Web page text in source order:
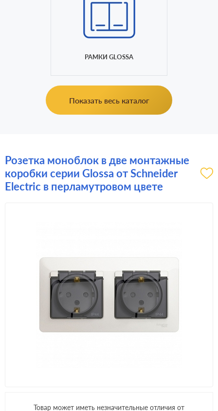
РАМКИ GLOSSA
Показать весь каталог
Розетка моноблок в две монтажные
коробки серии Glossa от Schneider
Electric в перламутровом цвете
Товар может иметь незначительные отличия от